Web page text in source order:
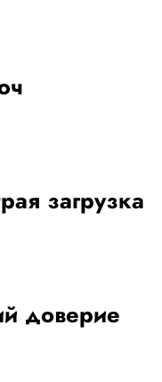
загрузка
доверие